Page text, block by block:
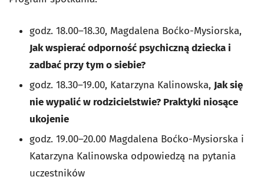
godz. 18.00–18.30, Magdalena Boćko-Mysiorska,
Jak wspierać odporność psychiczną dziecka i
zadbać przy tym o siebie?
godz. 18.30–19.00, Katarzyna Kalinowska, Jak się
nie wypalić w rodzicielstwie? Praktyki niosące
ukojenie
godz. 19.00–20.00 Magdalena Boćko-Mysiorska i
Katarzyna Kalinowska odpowiedzą na pytania
uczestników